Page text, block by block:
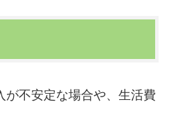
不安定な場合や、生活費